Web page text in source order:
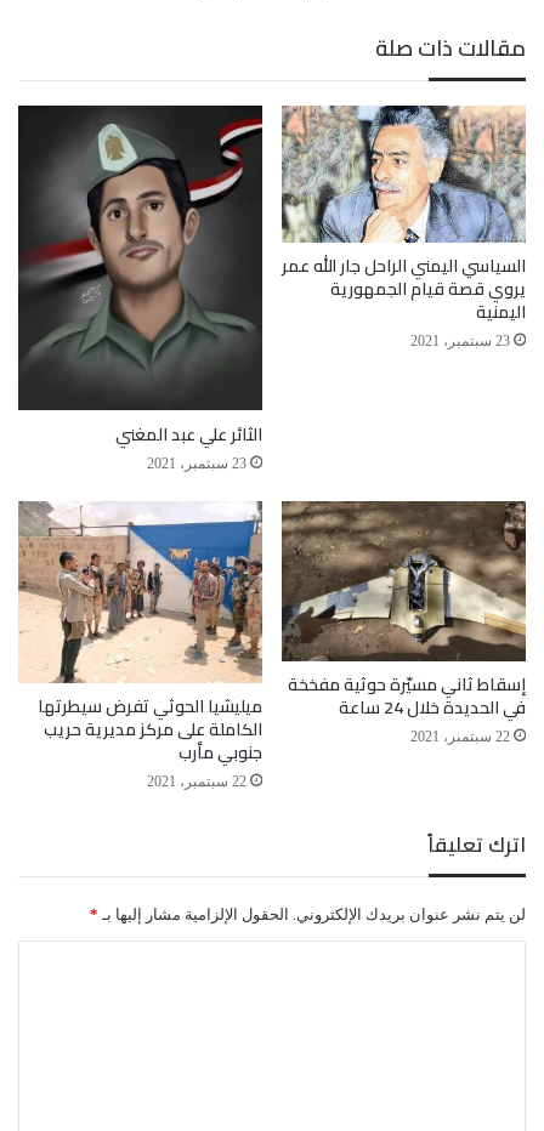
مقالات ذات صلة
السياسي اليمني الراحل جار الله عمر
يروي قصة قيام الجمهورية
اليمنية
23 سبتمبر، 2021
الثائر علي عبد المغني
23 سبتمبر، 2021
إسقاط ثاني مسيّرة حوثية مفخخة
في الحديدة خلال 24 ساعة
22 سبتمبر، 2021
ميليشيا الحوثي تفرض سيطرتها
الكاملة على مركز مديرية حريب
جنوبي مأرب
22 سبتمبر، 2021
اترك تعليقاً
لن يتم نشر عنوان بريدك الإلكتروني. الحقول الإلزامية مشار إليها بـ *